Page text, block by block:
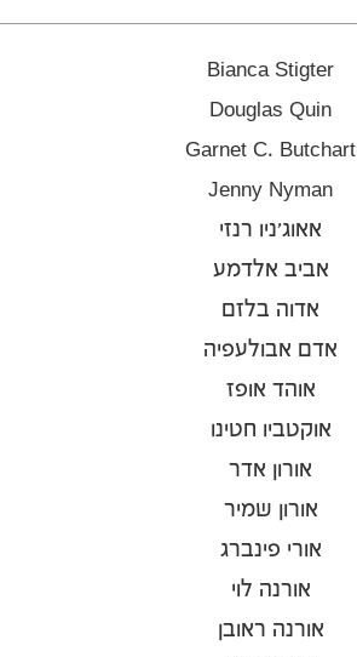
Bianca Stigter
Douglas Quin
Garnet C. Butchart
Jenny Nyman
אאוג'ניו רנזי
אביב אלדמע
אדוה בלזם
אדם אבולעפיה
אוהד אופז
אוקטביו חטינו
אורון אדר
אורון שמיר
אורי פינברג
אורנה לוי
אורנה ראובן